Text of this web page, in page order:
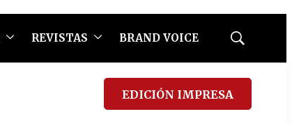
REVISTAS BRAND VOICE
Mostrar
EDICIÓN IMPRESA